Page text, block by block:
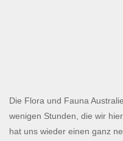
Die Flora und Fauna
wenigen Stunden, die wir
hat uns wieder einen ganz